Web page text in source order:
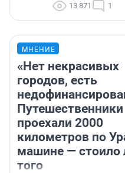
13 871 1
МНЕНИЕ
«Нет некрасивых
городов, есть
Путешественники
проехали 2000
километров по
машине — стоило
того